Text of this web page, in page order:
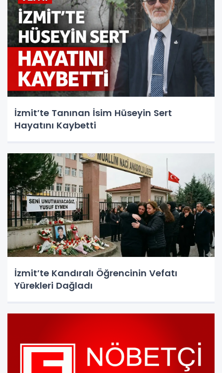
İzmit’te Tanınan İsim Hüseyin Sert
Hayatını Kaybetti
İzmit’te Kandıralı Öğrencinin Vefatı
Yürekleri Dağladı